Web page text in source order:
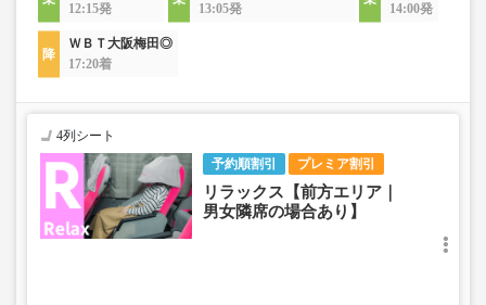
12:15発
13:05発
14:00発
ＷＢＴ大阪梅田◎
17:20着
予約順割引 プレミア割引
4列シート
リラックス【前方エリア｜
男女隣席の場合あり】